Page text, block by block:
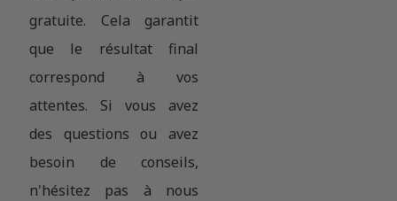
gratuite. Cela garantit
que le résultat final
correspond à vos
attentes. Si vous avez
des questions ou avez
besoin de conseils,
n'hésitez pas à nous